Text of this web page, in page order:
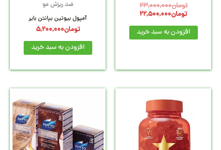
تومان23,000,000
تومان22,500,000
افزودن به سبد خرید
ضد ریزش مو
آمپول بیوتین بپانتن بایر
تومان5,200,000
افزودن به سبد خرید